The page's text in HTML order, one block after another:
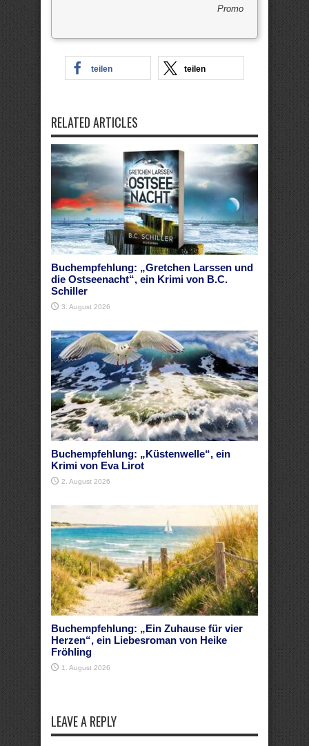
Promo
teilen teilen
RELATED ARTICLES
Buchempfehlung: „Gretchen Larssen und
die Ostseenacht“, ein Krimi von B.C.
Schiller
3. August 2026
Buchempfehlung: „Küstenwelle“, ein
Krimi von Eva Lirot
2. August 2026
Buchempfehlung: „Ein Zuhause für vier
Herzen“, ein Liebesroman von Heike
Fröhling
1. August 2026
LEAVE A REPLY